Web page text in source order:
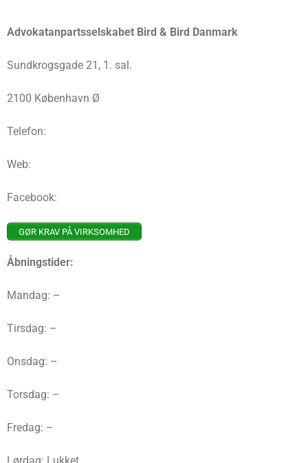
Advokatanpartsselskabet Bird & Bird Danmark
Sundkrogsgade 21, 1. sal.
2100 København Ø
Telefon:
Web:
Facebook:
GØR KRAV PÅ VIRKSOMHED
Åbningstider:
Mandag: –
Tirsdag: –
Onsdag: –
Torsdag: –
Fredag: –